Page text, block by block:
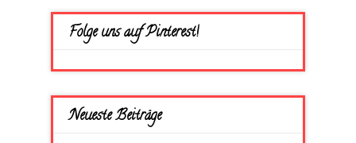
Folge uns auf Pinterest!
Neueste Beiträge